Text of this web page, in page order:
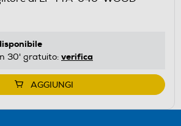
30' gratuito: verifica
AGGIUNGI